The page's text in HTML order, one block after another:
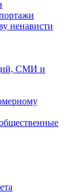
ненависти
СМИ и